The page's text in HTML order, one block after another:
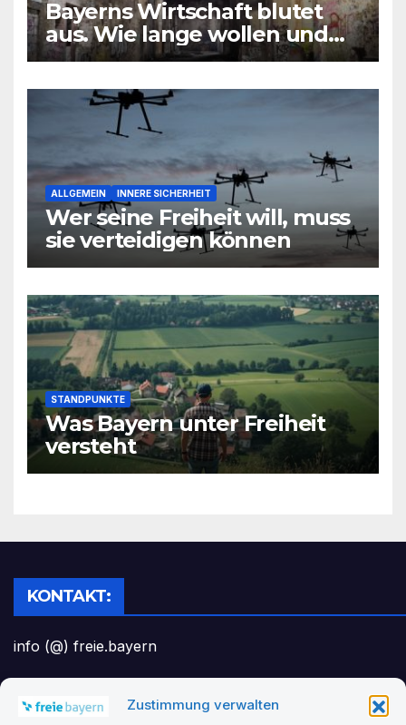
Zustimmung verwalten
Bayerns Wirtschaft blutet
aus. Wie lange wollen und
können wir uns den
noch leisten?
ALLGEMEIN INNERE SICHERHEIT
Wer seine Freiheit will, muss
sie verteidigen können
STANDPUNKTE
Was Bayern unter Freiheit
versteht
KONTAKT:
info (@) freie.bayern